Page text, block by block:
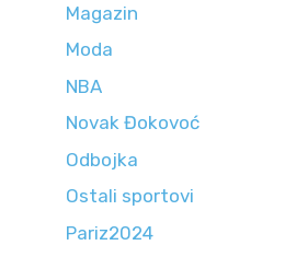
Magazin
Moda
NBA
Novak Đokovoć
Odbojka
Ostali sportovi
Pariz2024